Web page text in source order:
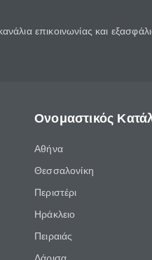
επικοινωνίας και
Ονομαστικός
Αθήνα
Θεσσαλονίκη
Περιστέρι
Ηράκλειο
Πειραιάς